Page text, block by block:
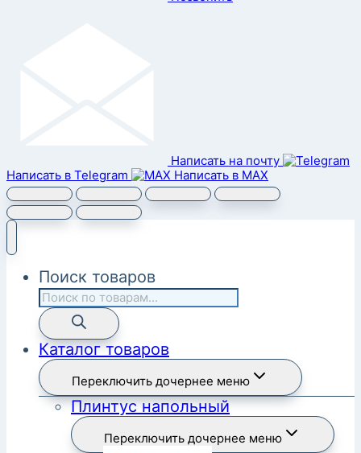
Написать на почту
Написать в Telegram
Написать в MAX
Поиск товаров
Каталог товаров
Переключить дочернее меню
Плинтус напольный
Переключить дочернее меню